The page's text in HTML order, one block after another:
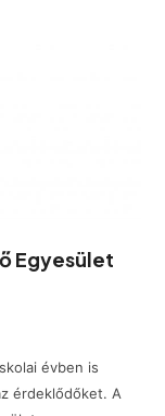
Egyesület
évben is
érdeklődőket. A